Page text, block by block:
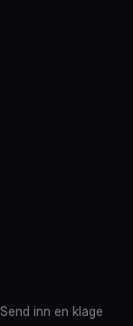
Send inn en klage